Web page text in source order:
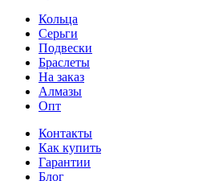
Кольца
Серьги
Подвески
Браслеты
На заказ
Алмазы
Опт
Контакты
Как купить
Гарантии
Блог